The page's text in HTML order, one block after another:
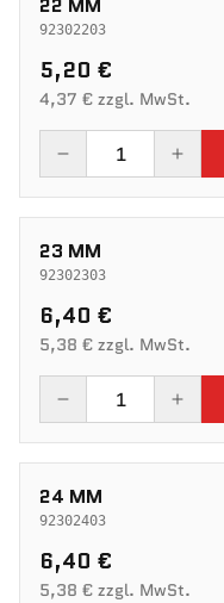
92302203
5,20 €
4,37 € zzgl. MwSt.
23 MM
92302303
6,40 €
5,38 € zzgl. MwSt.
24 MM
92302403
6,40 €
5,38 € zzgl. MwSt.